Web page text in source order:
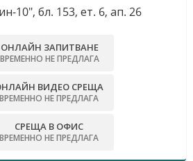
10", бл. 153, ет. 6, ап. 26
ОНЛАЙН ЗАПИТВАНЕ
ВРЕМЕННО НЕ ПРЕДЛАГА
ВИДЕО СРЕЩА
ВРЕМЕННО НЕ ПРЕДЛАГА
СРЕЩА В ОФИС
ВРЕМЕННО НЕ ПРЕДЛАГА